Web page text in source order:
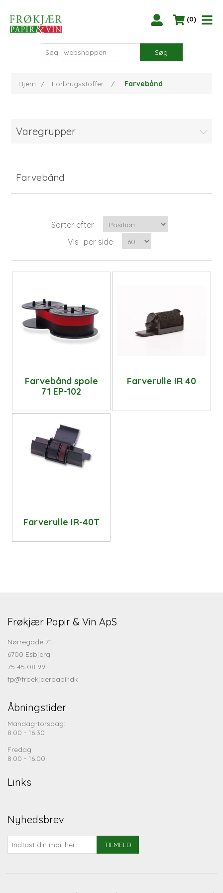
(0)
Søg
Hjem / Forbrugsstoffer / Farvebånd
Varegrupper
Farvebånd
Sorter efter
Vis per side
Farvebånd spole
71 EP-102
Farverulle IR 40
Farverulle IR-40T
Frøkjær Papir & Vin ApS
Nørregade 71
6700 Esbjerg
75 45 08 99
fp@froekjaerpapir.dk
Åbningstider
Mandag-torsdag:
8.00 - 16.30
Fredag
8.00 - 16.00
Links
Nyhedsbrev
TILMELD